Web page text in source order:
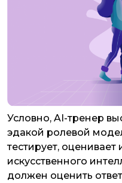
Условно, AI-тренер
эдакой ролевой
тестирует, оценивает
искусственного
должен оценить